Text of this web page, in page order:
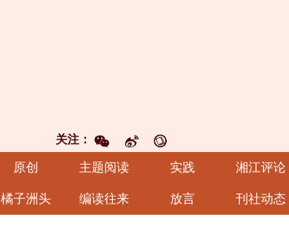
关注：
原创 主题阅读 实践 湘江评论
橘子洲头 编读往来 放言 刊社动态